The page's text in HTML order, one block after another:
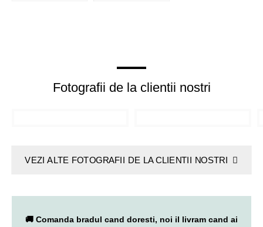
Fotografii de la clientii nostri
VEZI ALTE FOTOGRAFII DE LA CLIENTII NOSTRI
🚚 Comanda bradul cand doresti, noi il livram cand ai